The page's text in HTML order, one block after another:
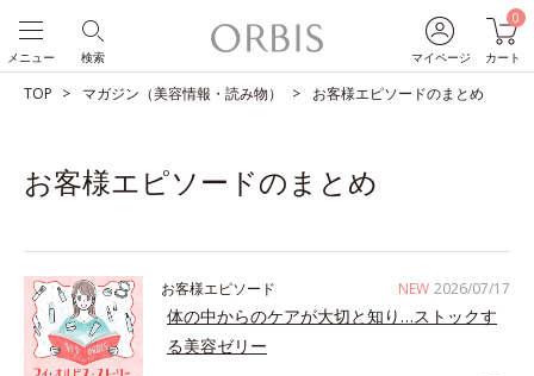
マイページ
0
カート
検索
メニュー
TOP マガジン（美容情報・読み物） お客様エピソードのまとめ
お客様エピソードのまとめ
NEW 2026/07/17
お客様エピソード
体の中からのケアが大切と知り…ストックす
る美容ゼリー